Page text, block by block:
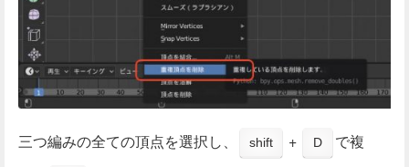
三つ編みの全ての頂点を選択し、 shift + D
で複